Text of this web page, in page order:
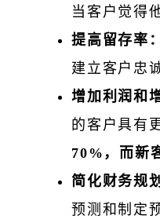
当客户觉得
提高留存率：
建立客户忠
增加利润和
的客户具有
70%，而新
简化财务规
预测和制定